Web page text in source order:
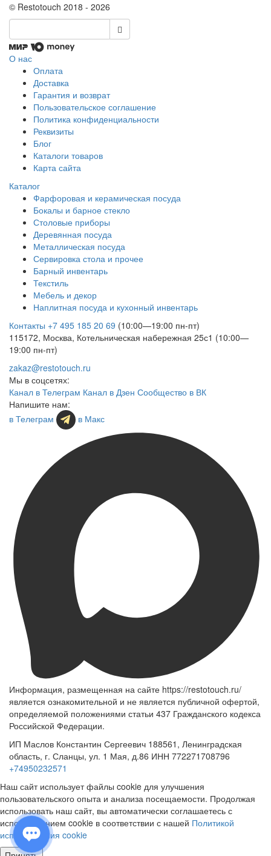
© Restotouch 2018 - 2026
О нас
Оплата
Доставка
Гарантия и возврат
Пользовательское соглашение
Политика конфиденциальности
Реквизиты
Блог
Каталоги товаров
Карта сайта
Каталог
Фарфоровая и керамическая посуда
Бокалы и барное стекло
Столовые приборы
Деревянная посуда
Металлическая посуда
Сервировка стола и прочее
Барный инвентарь
Текстиль
Мебель и декор
Наплитная посуда и кухонный инвентарь
Контакты +7 495 185 20 69 (10:00—19:00 пн-пт)
115172, Москва, Котельническая набережная 25с1 (10:00—
19:00 пн-пт)
zakaz@restotouch.ru
Мы в соцсетях:
Канал в Телеграм Канал в Дзен Сообщество в ВК
Напишите нам:
в Телеграм
в Макс
Информация, размещенная на сайте https://restotouch.ru/
является ознакомительной и не является публичной офертой,
определяемой положениями статьи 437 Гражданского кодекса
Российской Федерации.
ИП Маслов Константин Сергеевич 188561, Ленинградская
область, г. Сланцы, ул. 1 Мая, д.86 ИНН 772271708796
+74950232571
Наш сайт использует файлы cookie для улучшения
пользовательского опыта и анализа посещаемости. Продолжая
использовать наш сайт, вы автоматически соглашаетесь с
использованием cookie в соответствии с нашей Политикой
использования cookie